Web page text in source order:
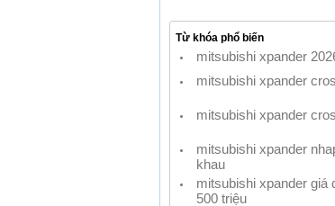
Từ khóa phổ biến
mitsubishi xpander
mitsubishi xpander
mitsubishi xpander
mitsubishi xpander
khau
mitsubishi xpander giá
500 triệu